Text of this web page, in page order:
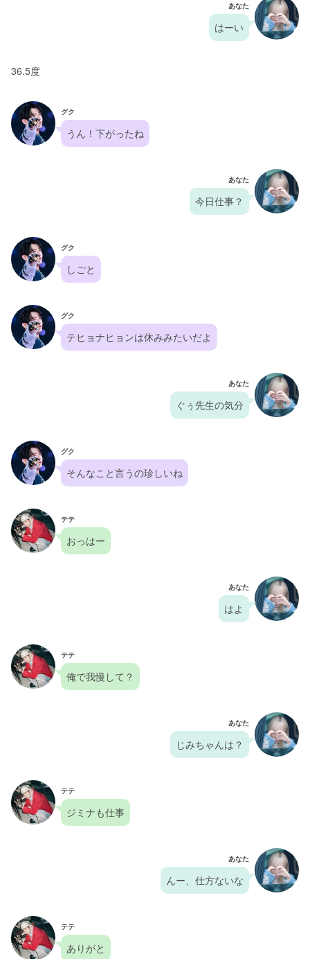
あなた
はーい
36.5度
グク
うん！下がったね
あなた
今日仕事？
グク
しごと
グク
テヒョナヒョンは休みみたいだよ
あなた
ぐぅ先生の気分
グク
そんなこと言うの珍しいね
テテ
おっはー
あなた
はよ
テテ
俺で我慢して？
あなた
じみちゃんは？
テテ
ジミナも仕事
あなた
んー、仕方ないな
テテ
ありがと